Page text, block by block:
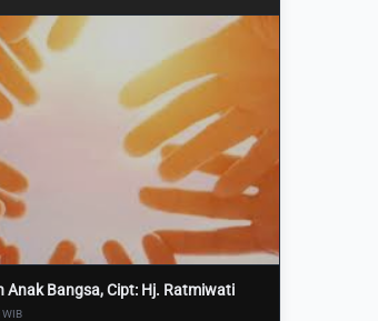
Anak Bangsa, Cipt: Hj. Ratmiwati
WIB